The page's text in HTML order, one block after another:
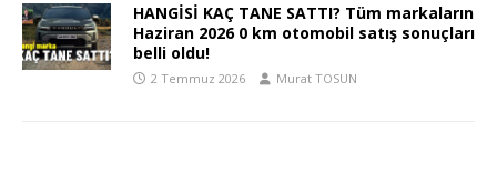
HANGİSİ KAÇ TANE SATTI? Tüm markaların
Haziran 2026 0 km otomobil satış sonuçları
belli oldu!
2 Temmuz 2026 Murat TOSUN